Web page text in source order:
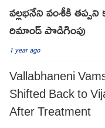
వల్లభనేని వంశీకి
రిమాండ్ పొడిగింపు
1 year ago
Vallabhaneni
Shifted Back to
After Treatment